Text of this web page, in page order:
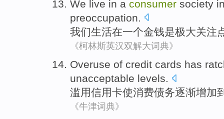
We live in a consumer society
preoccupation
我们生活在一个金钱是极大关注
《柯林斯英汉双解大词典》
Overuse of credit cards has
unacceptable levels.
滥用信用卡使消费债务逐渐增加
《牛津词典》